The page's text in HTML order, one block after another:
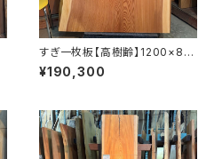
すぎ一枚板【高樹齢】1200×810
~920×55㎜【オイル塗装 仕上
げ済み】
¥190,300